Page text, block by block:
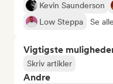
Kevin Saunderson
Low Steppa
Se
Vigtigste
Skriv artikler
Andre